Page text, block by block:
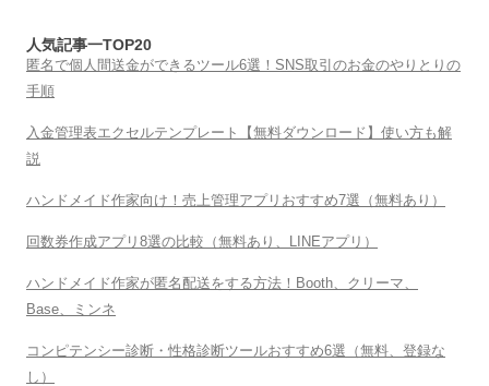
人気記事一TOP20
匿名で個人間送金ができるツール6選！SNS取引のお金のやりとりの
手順
入金管理表エクセルテンプレート【無料ダウンロード】使い方も解
説
ハンドメイド作家向け！売上管理アプリおすすめ7選（無料あり）
回数券作成アプリ8選の比較（無料あり、LINEアプリ）
ハンドメイド作家が匿名配送をする方法！Booth、クリーマ、
Base、ミンネ
コンピテンシー診断・性格診断ツールおすすめ6選（無料、登録な
し）